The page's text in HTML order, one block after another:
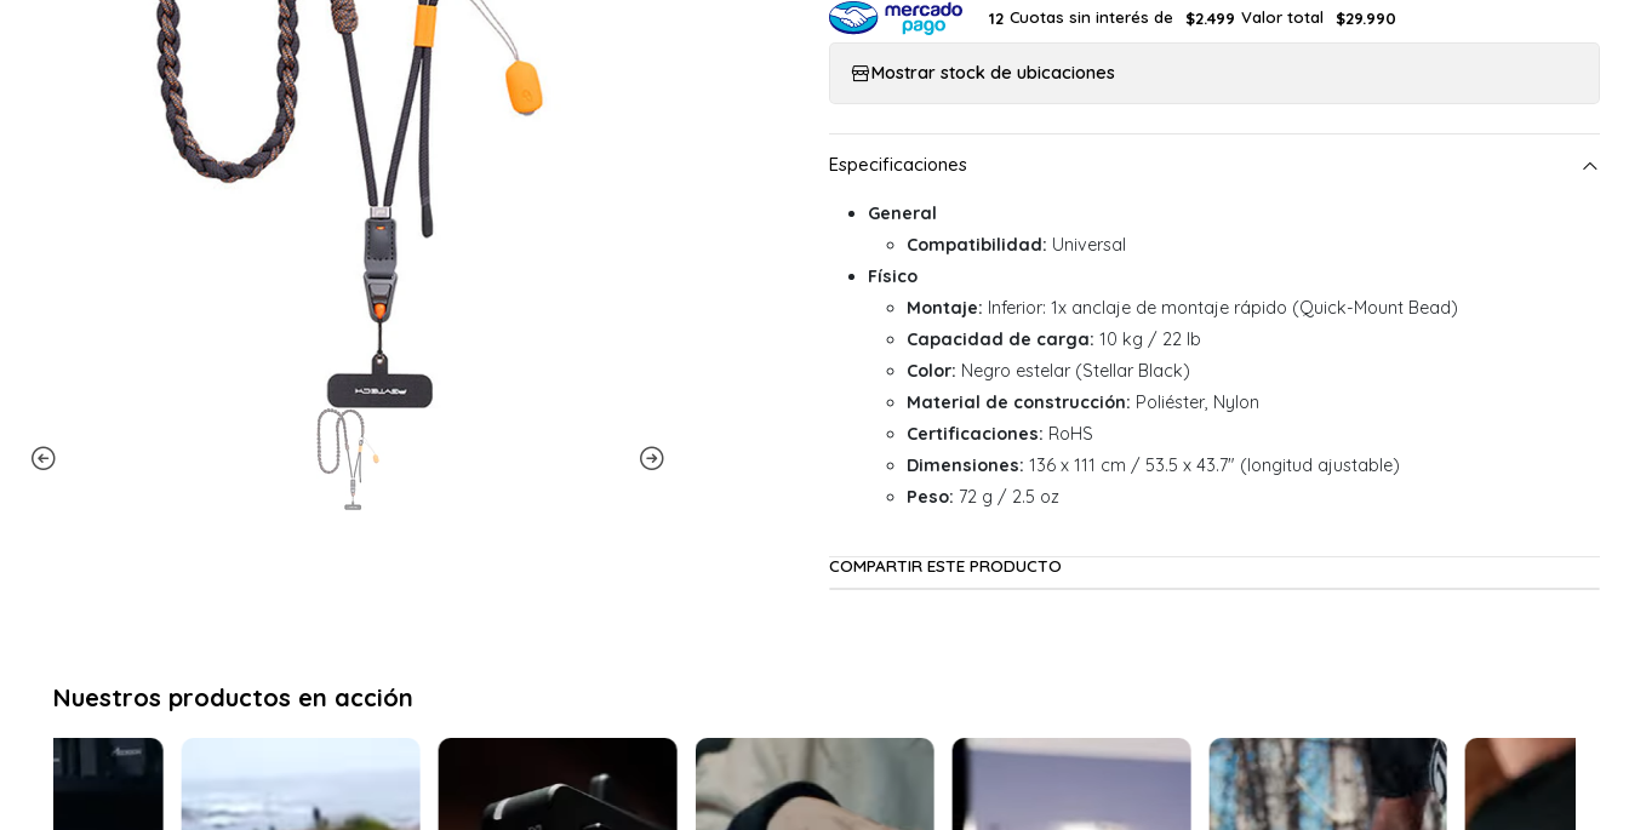
12 Cuotas sin interés de $2.499 Valor total $29.990
Mostrar stock de ubicaciones
General
Compatibilidad: Universal
Físico
Montaje: Inferior: 1x anclaje de montaje rápido (Quick-Mount Bead)
Capacidad de carga: 10 kg / 22 lb
Color: Negro estelar (Stellar Black)
Material de construcción: Poliéster, Nylon
Certificaciones: RoHS
Dimensiones: 136 x 111 cm / 53.5 x 43.7" (longitud ajustable)
Peso: 72 g / 2.5 oz
COMPARTIR ESTE PRODUCTO